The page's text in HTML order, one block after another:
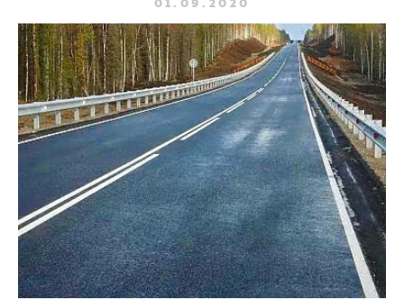
01.09.2020